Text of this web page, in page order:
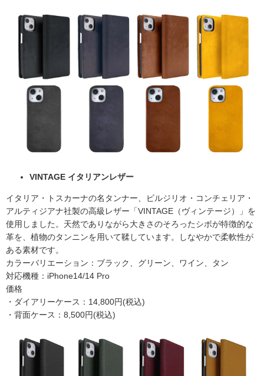
VINTAGE イタリアンレザー
イタリア・トスカーナの名タンナー、ビルジリオ・コンチェリア・
アルティジアナ社製の高級レザー「VINTAGE（ヴィンテージ）」を
使用しました。天然でありながら大きさのそろったシボが特徴的な
革を、植物のタンニンを用いて鞣しています。しなやかで柔軟性が
ある素材です。
カラーバリエーション：ブラック、グリーン、ワイン、タン
対応機種：iPhone14/14 Pro
価格
・ダイアリーケース：14,800円(税込)
・背面ケース：8,500円(税込)